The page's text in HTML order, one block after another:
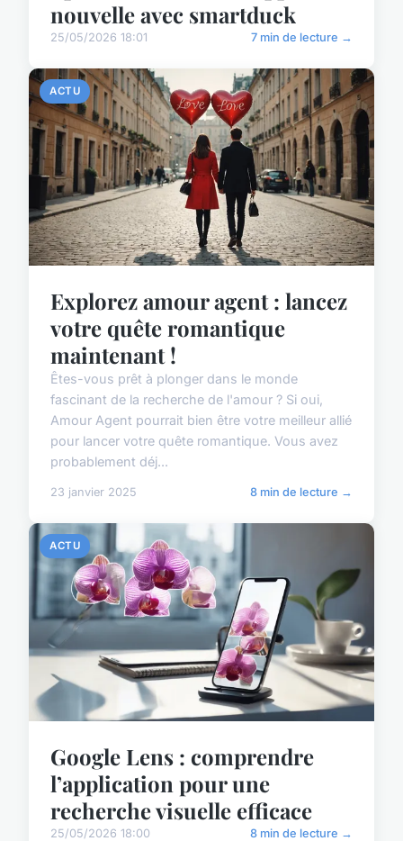
nouvelle avec smartduck
25/05/2026 18:01 7 min de lecture →
ACTU
Explorez amour agent : lancez
votre quête romantique
maintenant !
Êtes-vous prêt à plonger dans le monde
fascinant de la recherche de l'amour ? Si oui,
Amour Agent pourrait bien être votre meilleur allié
pour lancer votre quête romantique. Vous avez
probablement déj...
23 janvier 2025 8 min de lecture →
ACTU
Google Lens : comprendre
l’application pour une
recherche visuelle efficace
25/05/2026 18:00 8 min de lecture →